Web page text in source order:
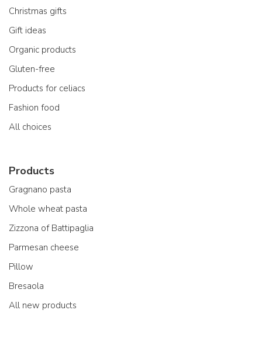
Christmas gifts
Gift ideas
Organic products
Gluten-free
Products for celiacs
Fashion food
All choices
Products
Gragnano pasta
Whole wheat pasta
Zizzona of Battipaglia
Parmesan cheese
Pillow
Bresaola
All new products